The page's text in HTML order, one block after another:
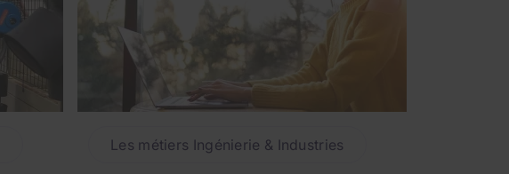
Les métiers Ingénierie & Industries